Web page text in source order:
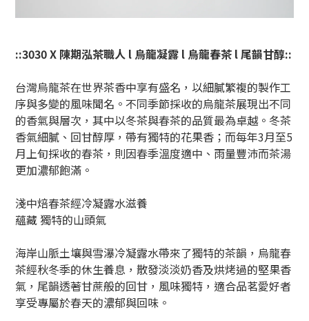
::3030 X 陳期泓茶職人 l 烏龍凝露 l 烏龍春茶 l尾韻甘醇::
台灣烏龍茶在世界茶香中享有盛名，以細膩繁複的製作工
序與多變的風味聞名。不同季節採收的烏龍茶展現出不同
的香氣與層次，其中以冬茶與春茶的品質最為卓越。冬茶
香氣細膩、回甘醇厚，帶有獨特的花果香；而每年3月至5
月上旬採收的春茶，則因春季溫度適中、雨量豐沛而茶湯
更加濃郁飽滿。
淺中焙春茶經冷凝露水滋養
蘊藏 獨特的山頭氣
海岸山脈土壤與雪瀑冷凝露水帶來了獨特的茶韻，烏龍春
茶經秋冬季的休生養息，散發淡淡奶香及烘烤過的堅果香
氣，尾韻透著甘蔗般的回甘，風味獨特，適合品茗愛好者
享受專屬於春天的濃郁與回味。